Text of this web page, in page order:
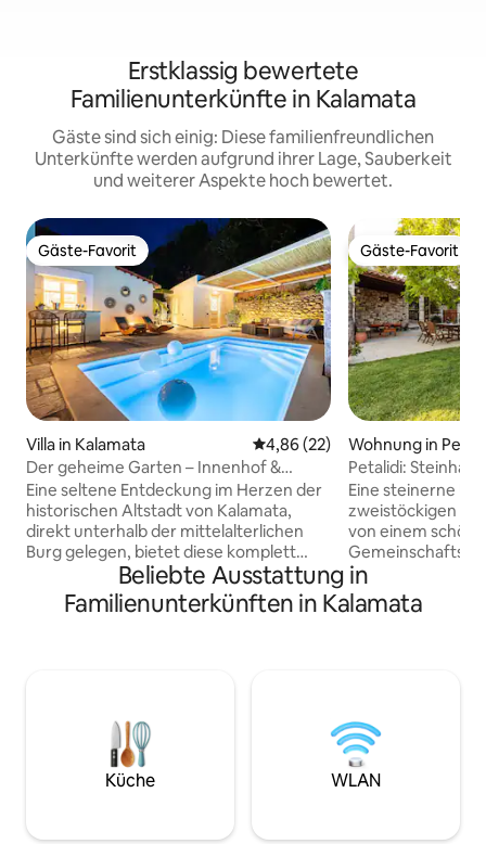
Erstklassig bewertete
Familienunterkünfte in Kalamata
Gäste sind sich einig: Diese familienfreundlichen
Unterkünfte werden aufgrund ihrer Lage, Sauberkeit
und weiterer Aspekte hoch bewertet.
Gäste-Favorit
Gäste-Favorit
Villa in Kalamata Durchschnittliche Bewertung:
4,86 (22)
Der geheime Garten – Innenhof &
private Poolvilla
Eine seltene Entdeckung im Herzen der
historischen Altstadt von Kalamata,
direkt unterhalb der mittelalterlichen
Burg gelegen, bietet diese komplett
renovierte Villa aus dem 19. Jahrhundert
eine abgeschiedene, luxuriöse Oase, nur
wenige Schritte vom pulsierenden
über einen geräumigen privaten Garten,
einen großen ruhigen Innenhof mit
Swimmingpool und zwei unabhängige
Wohnbereiche, perfekt für diejenigen,
Gäste-Favorit
Gäste-Favorit
Wohnung in
Petalidi:
Strandnähe
Eine steinerne
zweistöckigen
von einem
Sandstrand von
einen
geringer
ein idealer
nahegelegene
den vielen
schwimmen und
Beliebte Ausstattung in
Familienunterkünften in Kalamata
Küche WLAN